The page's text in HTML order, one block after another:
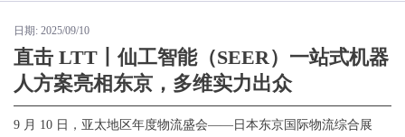
日期: 2025/09/10
直击 LTT丨仙工智能（SEER）一站式机器
人方案亮相东京，多维实力出众
9 月 10 日，亚太地区年度物流盛会——日本东京国际物流综合展